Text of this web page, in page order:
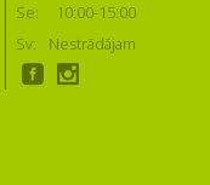
Se:
10:00-15:00
Sv:
Nestrādājam